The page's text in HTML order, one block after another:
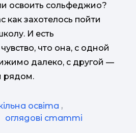
освоить сольфеджио?
как захотелось пойти
И есть
что она, с одной
далеко, с другой —
рядом.
освіта ,
оглядові статті